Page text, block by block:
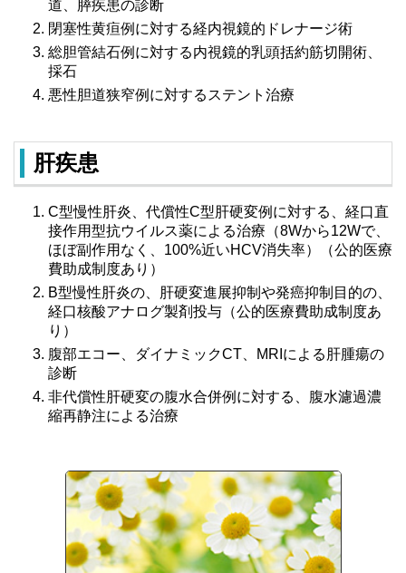
道、膵疾患の診断
閉塞性黄疸例に対する経内視鏡的ドレナージ術
総胆管結石例に対する内視鏡的乳頭括約筋切開術、
採石
悪性胆道狭窄例に対するステント治療
肝疾患
C型慢性肝炎、代償性C型肝硬変例に対する、経口直
接作用型抗ウイルス薬による治療（8Wから12Wで、
ほぼ副作用なく、100%近いHCV消失率）（公的医療
費助成制度あり）
B型慢性肝炎の、肝硬変進展抑制や発癌抑制目的の、
経口核酸アナログ製剤投与（公的医療費助成制度あ
り）
腹部エコー、ダイナミックCT、MRIによる肝腫瘍の
診断
非代償性肝硬変の腹水合併例に対する、腹水濾過濃
縮再静注による治療